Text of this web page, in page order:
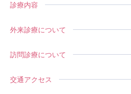
診療内容
外来診療について
訪問診療について
交通アクセス